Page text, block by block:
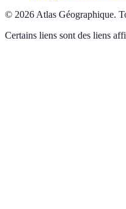
© 2026 Atlas Géographique.
Certains liens sont des liens